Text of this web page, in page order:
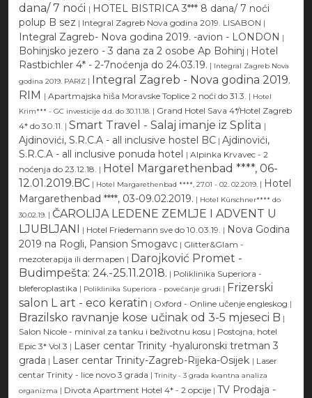
dana/ 7 noći | HOTEL BISTRICA 3*** 8 dana/ 7 noći
polup B sez | Integral Zagreb Nova godina 2019. LISABON |
Integral Zagreb- Nova godina 2019. -avion - LONDON |
Bohinjsko jezero - 3 dana za 2 osobe Ap Bohinj | Hotel
Rastbichler 4* - 2-7noćenja do 24.03.19. | Integral Zagreb Nova
godina 2019. PARIZ |
Integral Zagreb - Nova godina 2019.
RIM | Apartmajska hiša Moravske Toplice 2 noći do 31.3. | Hotel
Krim*** - GC investicije d.d. do 30.11.18. | Grand Hotel Sava 4*/Hotel Zagreb
4* do 30.11. | Smart Travel - Salaj imanje iz Splita |
Ajdinovići, S.R.C.A - all inclusive hostel BC | Ajdinovići,
S.R.C.A - all inclusive ponuda hotel | Alpinka Krvavec - 2
noćenja do 23.12.18. | Hotel Margarethenbad ****, 06-
12.01.2019.BC | Hotel Margarethenbad ****, 27.01 - 02. 02.2019. | Hotel
Margarethenbad ****, 03-09.02.2019. | Hotel Kürschner**** do
30.02.19. | ČAROLIJA LEDENE ZEMLJE I ADVENT U
LJUBLJANI
| Hotel Friedemann sve do 10.03.19. | Nova Godina
2019 na Rogli, Pansion Smogavc | Glitter&Glam -
mezoterapija ili dermapen | Darojković Promet -
Budimpešta: 24.-25.11.2018. | Poliklinika Superiora -
bleferoplastika | Poliklinika Superiora - povećanje grudi | Frizerski
salon L art - eco keratin | Oxford - Online učenje engleskog |
Brazilsko ravnanje kose učinak od 3-5 mjeseci B |
Salon Nicole - minival za tanku i beživotnu kosu | Postojna, hotel
Epic 3* Vol.3 | Laser centar Trinity -hyaluronski tretman 3
grada | Laser centar Trinity-Zagreb-Rijeka-Osijek | Laser
centar Trinity - lice novo 3 grada | Trinity - 3 grada kvantna analiza
organizma | Divota Apartment Hotel 4* - 2 opcije | TV Prodaja -